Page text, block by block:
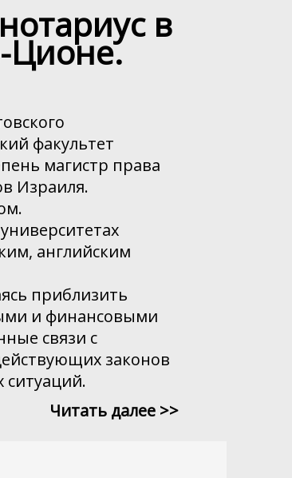
в
Ционе.
факультет
магистр права
Израиля.
английским
приблизить
и финансовыми
связи с
законов
Читать далее >>